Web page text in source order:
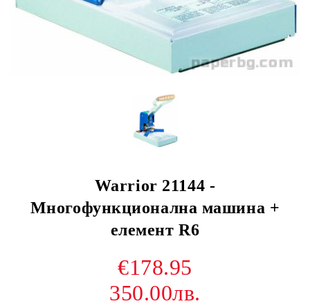
Warrior 21144 -
Многофункционална машина +
елемент R6
€178.95
350.00лв.